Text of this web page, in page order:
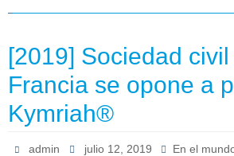
[2019] Sociedad civil
Francia se opone a
Kymriah®
admin julio 12, 2019 En el